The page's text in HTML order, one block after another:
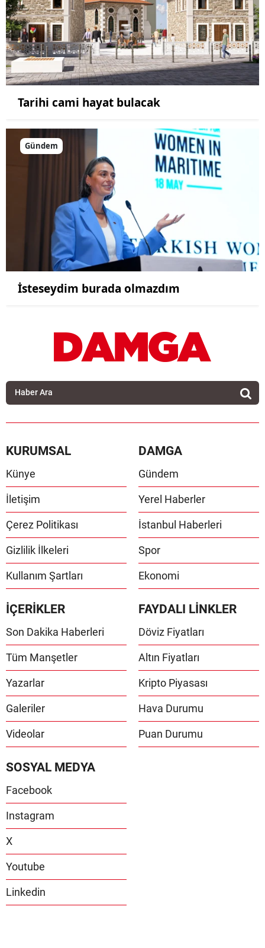
Tarihi cami hayat bulacak
Gündem
İsteseydim burada olmazdım
KURUMSAL
Künye
İletişim
Çerez Politikası
Gizlilik İlkeleri
Kullanım Şartları
DAMGA
Gündem
Yerel Haberler
İstanbul Haberleri
Spor
Ekonomi
İÇERİKLER
Son Dakika Haberleri
Tüm Manşetler
Yazarlar
Galeriler
Videolar
FAYDALI LİNKLER
Döviz Fiyatları
Altın Fiyatları
Kripto Piyasası
Hava Durumu
Puan Durumu
SOSYAL MEDYA
Facebook
Instagram
X
Youtube
Linkedin